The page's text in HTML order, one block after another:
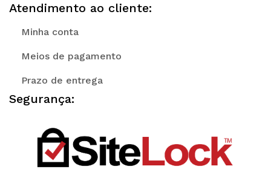
Atendimento ao cliente:
Minha conta
Meios de pagamento
Prazo de entrega
Segurança: